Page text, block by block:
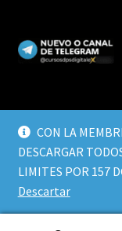
CON LA
DESCARGAR
LIMITES POR 157
Descartar
© CURSOS
TERMINOS Y